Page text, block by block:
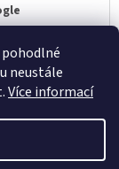
neustále
Více informací